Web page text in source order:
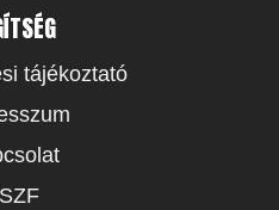
tájékoztató